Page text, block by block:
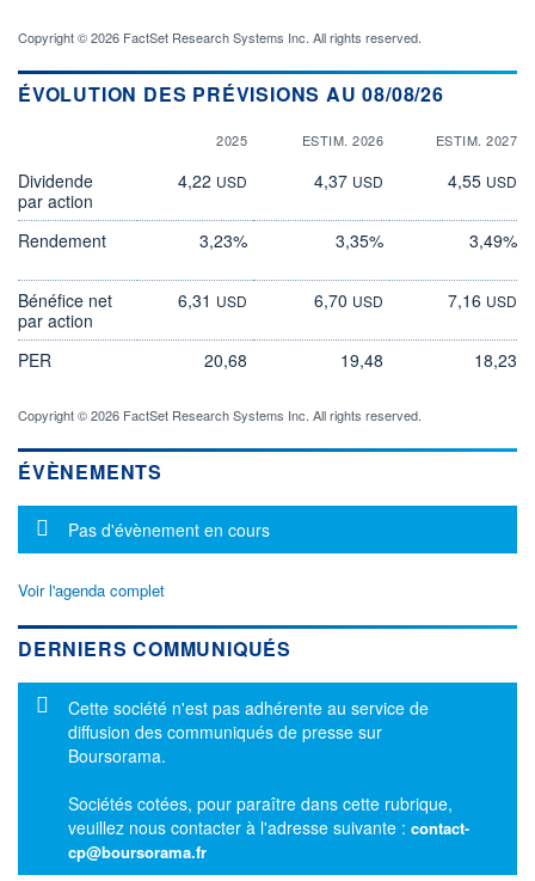
Copyright © 2026 FactSet Research Systems Inc. All rights reserved.
ÉVOLUTION DES PRÉVISIONS AU 08/08/26
2025 ESTIM. 2026 ESTIM. 2027
Dividende
par action
4,22 USD 4,37 USD 4,55 USD
Rendement 3,23% 3,35% 3,49%
Bénéfice net
par action
6,31 USD 6,70 USD 7,16 USD
PER 20,68 19,48 18,23
Copyright © 2026 FactSet Research Systems Inc. All rights reserved.
ÉVÈNEMENTS
Message d'information
Pas d'évènement en cours
Voir l'agenda complet
DERNIERS COMMUNIQUÉS
Message d'information
Cette société n'est pas adhérente au service de
diffusion des communiqués de presse sur
Boursorama.
Sociétés cotées, pour paraître dans cette rubrique,
veuillez nous contacter à l'adresse suivante : contact-
cp@boursorama.fr